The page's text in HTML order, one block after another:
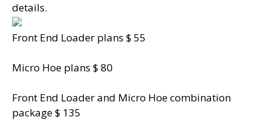
details.
Front End Loader plans $ 55
Micro Hoe plans $ 80
Front End Loader and Micro Hoe combination
package $ 135